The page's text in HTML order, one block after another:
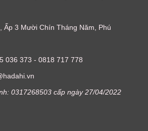
Ấp 3 Mười Chín Tháng Năm, Phú
036 373‬ - 0818 717 778
0317268503 cấp ngày 27/04/2022